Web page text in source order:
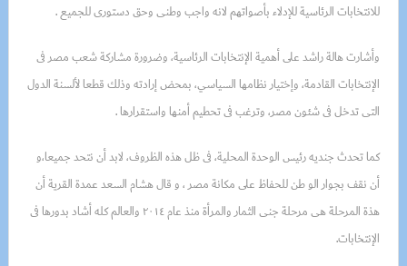
للانتخابات الرئاسية للإدلاء بأصواتهم لانه واجب وطنى وحق دستورى للجميع .
وأشارت هالة راشد على أهمية الإنتخابات الرئاسية، وضرورة مشاركة شعب مصر فى
الإنتخابات القادمة، وإختيار نظامها السياسي، بمحض إرادته وذلك قطعا لألسنة الدول
التى تدخل فى شئون مصر، وترغب فى تحطيم أمنها واستقرارها .
كما تحدث جنديه رئيس الوحدة المحلية، فى ظل هذه الظروف، لابد أن نتحد جميعا،و
أن نقف بجوار الو طن للحفاظ على مكانة مصر ، و قال هشام السعد عمدة القرية أن
هذة المرحلة هى مرحلة جنى الثمار والمرأة منذ عام ٢٠١٤ والعالم كله أشاد بدورها فى
الإنتخابات.